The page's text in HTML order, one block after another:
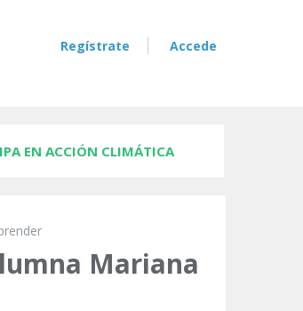
Regístrate Accede
EN ACCIÓN CLIMÁTICA
Mariana